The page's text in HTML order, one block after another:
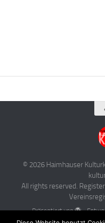
© 2026 Haimhauser
All rights reserved.
Präsentiert von -